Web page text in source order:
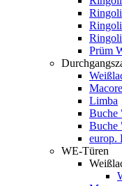
Prüm
Macore
Limba
Buche
Buche
europ.
WE-Türen